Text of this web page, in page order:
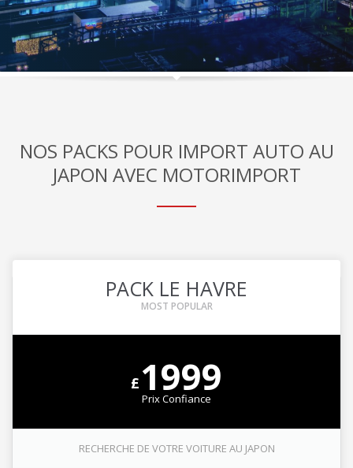
NOS PACKS POUR IMPORT AUTO AU
JAPON AVEC MOTORIMPORT
PACK LE HAVRE
£ 1999
Prix Confiance
RECHERCHE DE VOTRE VOITURE AU JAPON